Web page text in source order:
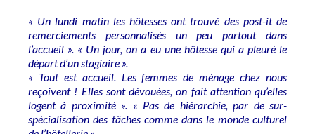
« Un lundi matin les hôtesses ont trouvé des post-it de
remerciements personnalisés un peu partout dans
l’accueil ». « Un jour, on a eu une hôtesse qui a pleuré le
départ d’un stagiaire ».
« Tout est accueil. Les femmes de ménage chez nous
reçoivent ! Elles sont dévouées, on fait attention qu’elles
logent à proximité ». « Pas de hiérarchie, par de sur-
spécialisation des tâches comme dans le monde culturel